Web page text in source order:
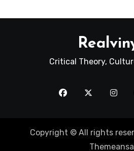
Critical Theory,
Copyright © All rights